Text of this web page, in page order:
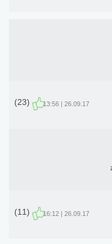
26.09.17 | 13:56
(23)
26.09.17 | 16:12
(11)